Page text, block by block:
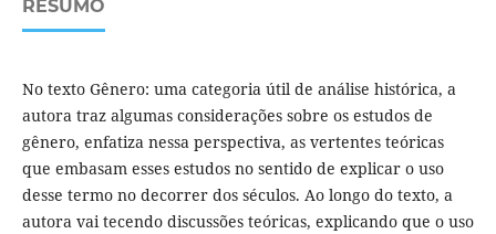
RESUMO
No texto Gênero: uma categoria útil de análise histórica, a
autora traz algumas considerações sobre os estudos de
gênero, enfatiza nessa perspectiva, as vertentes teóricas
que embasam esses estudos no sentido de explicar o uso
desse termo no decorrer dos séculos. Ao longo do texto, a
autora vai tecendo discussões teóricas, explicando que o uso